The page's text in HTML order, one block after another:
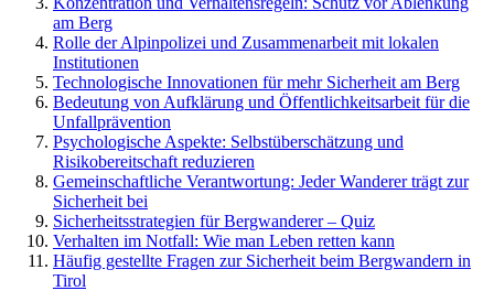
am Berg
Rolle der Alpinpolizei und Zusammenarbeit mit lokalen
Institutionen
Technologische Innovationen für mehr Sicherheit am Berg
Bedeutung von Aufklärung und Öffentlichkeitsarbeit für die
Unfallprävention
Psychologische Aspekte: Selbstüberschätzung und
Risikobereitschaft reduzieren
Gemeinschaftliche Verantwortung: Jeder Wanderer trägt zur
Sicherheit bei
Sicherheitsstrategien für Bergwanderer – Quiz
Verhalten im Notfall: Wie man Leben retten kann
Häufig gestellte Fragen zur Sicherheit beim Bergwandern in
Tirol